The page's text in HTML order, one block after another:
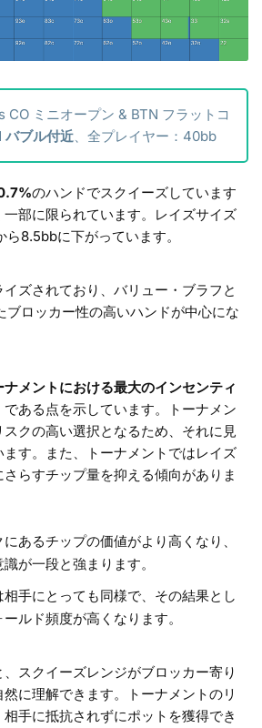
CO ミニオープン & BTN フラットコ
バブル付近 、全プレイヤー：40bb
のハンドでスクイーズしています
部に限られています。レイズサイズ
8.5bbに下がっています。
ズされており、バリュー・ブラフと
ブロッカー性の高いハンドが中心にな
ナメントにおける最大のインセンティ
である点を示しています。トーナメン
スクの高い選択となるため、それに見
す。また、
トーナメントではレイズ
らすチップ量を抑える傾向がありま
あるチップの価値がより高くなり、
が一段と強まります。
手にとっても同様で、その結果とし
ルド頻度が高くなります。
スクイーズレンジがブロッカー寄り
に理解できます。トーナメントのリ
手に抵抗されずにポットを獲得でき